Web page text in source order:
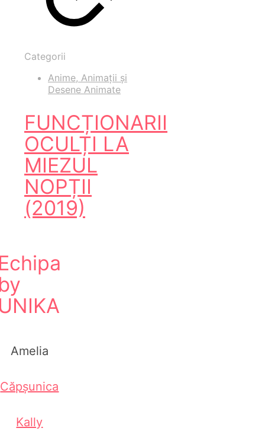
Categorii
Anime, Animații și
Desene Animate
FUNCȚIONARII
OCULȚI LA
MIEZUL
NOPȚII
(2019)
Amelia
Căpșunica
Kally